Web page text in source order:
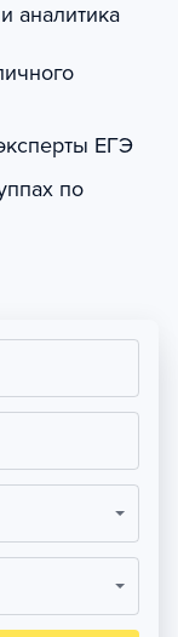
аналитика
ЕГЭ
по